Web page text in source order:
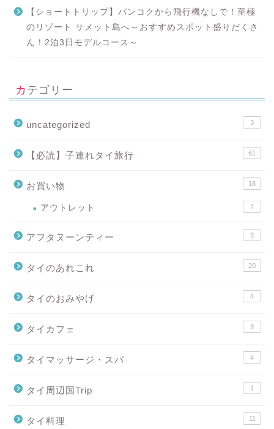
【ショートトリップ】バンコクから飛行機なしで！至極
のリゾート サメット島へ～おすすめスポット盛りだくさ
ん！2泊3日モデルコース～
カテゴリー
uncategorized 3
【必読】子連れタイ旅行 61
お買い物 18
アウトレット 2
アフタヌーンティー 3
タイのあれこれ 20
タイのおみやげ 4
タイカフェ 3
タイマッサージ・スパ 4
タイ周辺国Trip 1
タイ料理 11